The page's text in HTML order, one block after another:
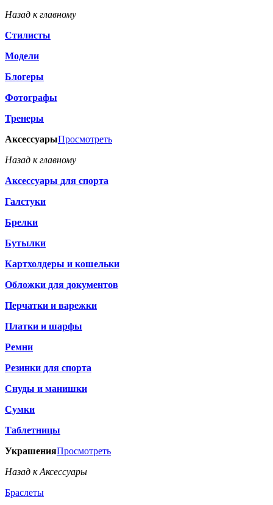
Назад к главному
Стилисты
Модели
Блогеры
Фотографы
Тренеры
АксессуарыПросмотреть
Назад к главному
Аксессуары для спорта
Галстуки
Брелки
Бутылки
Картхолдеры и кошельки
Обложки для документов
Перчатки и варежки
Платки и шарфы
Ремни
Резинки для спорта
Снуды и манишки
Сумки
Таблетницы
УкрашенияПросмотреть
Назад к Аксессуары
Браслеты